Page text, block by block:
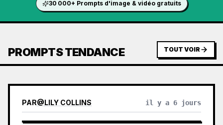
30 000+ Prompts d'image & vidéo gratuits
PROMPTS TENDANCE TOUT VOIR
PAR@LILY COLLINS il y a 6 jours